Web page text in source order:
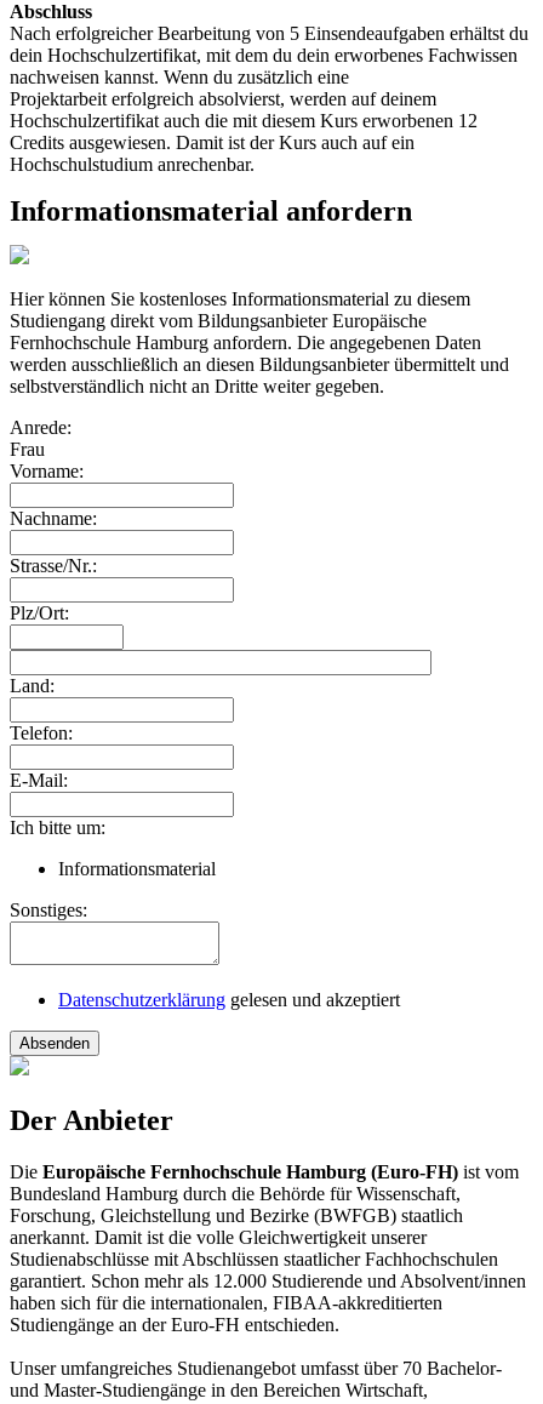
Abschluss
Nach erfolgreicher Bearbeitung von 5 Einsendeaufgaben erhältst du
dein Hochschulzertifikat, mit dem du dein erworbenes Fachwissen
nachweisen kannst. Wenn du zusätzlich eine
Projektarbeit erfolgreich absolvierst, werden auf deinem
Hochschulzertifikat auch die mit diesem Kurs erworbenen 12
Credits ausgewiesen. Damit ist der Kurs auch auf ein
Hochschulstudium anrechenbar.
Informationsmaterial anfordern
Hier können Sie kostenloses Informationsmaterial zu diesem
Studiengang direkt vom Bildungsanbieter Europäische
Fernhochschule Hamburg anfordern. Die angegebenen Daten
werden ausschließlich an diesen Bildungsanbieter übermittelt und
selbstverständlich nicht an Dritte weiter gegeben.
Anrede:
Frau
Vorname:
Nachname:
Strasse/Nr.:
Plz/Ort:
Land:
Telefon:
E-Mail:
Ich bitte um:
Informationsmaterial
Sonstiges:
Datenschutzerklärung gelesen und akzeptiert
Absenden
Der Anbieter
Die Europäische Fernhochschule Hamburg (Euro-FH) ist vom
Bundesland Hamburg durch die Behörde für Wissenschaft,
Forschung, Gleichstellung und Bezirke (BWFGB) staatlich
anerkannt. Damit ist die volle Gleichwertigkeit unserer
Studienabschlüsse mit Abschlüssen staatlicher Fachhochschulen
garantiert. Schon mehr als 12.000 Studierende und Absolvent/innen
haben sich für die internationalen, FIBAA-akkreditierten
Studiengänge an der Euro-FH entschieden.
Unser umfangreiches Studienangebot umfasst über 70 Bachelor-
und Master-Studiengänge in den Bereichen Wirtschaft,